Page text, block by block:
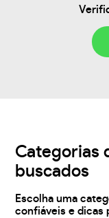
Categorias
buscados
Escolha uma
confiáveis e dicas